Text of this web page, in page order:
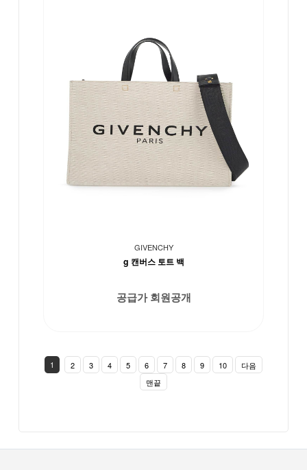
GIVENCHY
g 캔버스 토트 백
공급가 회원공개
1 2 3 4 5 6 7 8 9 10
다음
맨끝